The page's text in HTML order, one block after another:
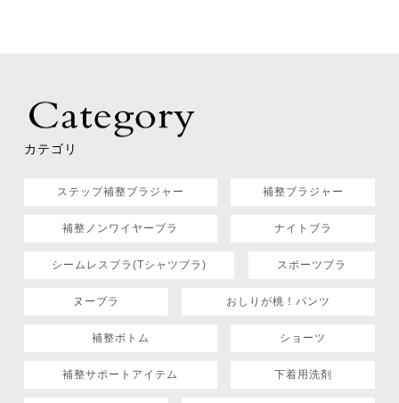
カテゴリ
ステップ補整ブラジャー 補整ブラジャー
補整ノンワイヤーブラ ナイトブラ
シームレスブラ(Tシャツブラ) スポーツブラ
ヌーブラ おしりが桃！パンツ
補整ボトム ショーツ
補整サポートアイテム 下着用洗剤